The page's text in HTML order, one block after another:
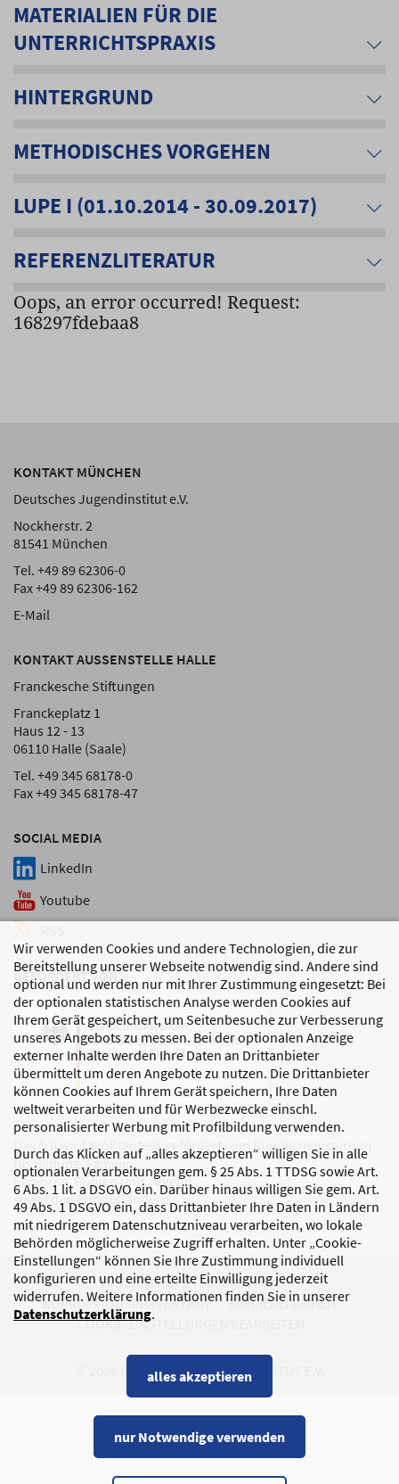
Wir verwenden Cookies und andere Technologien, die zur
Bereitstellung unserer Webseite notwendig sind. Andere sind
optional und werden nur mit Ihrer Zustimmung eingesetzt: Bei
der optionalen statistischen Analyse werden Cookies auf
Ihrem Gerät gespeichert, um Seitenbesuche zur Verbesserung
unseres Angebots zu messen. Bei der optionalen Anzeige
externer Inhalte werden Ihre Daten an Drittanbieter
übermittelt um deren Angebote zu nutzen. Die Drittanbieter
können Cookies auf Ihrem Gerät speichern, Ihre Daten
weltweit verarbeiten und für Werbezwecke einschl.
personalisierter Werbung mit Profilbildung verwenden.
Durch das Klicken auf „alles akzeptieren“ willigen Sie in alle
optionalen Verarbeitungen gem. § 25 Abs. 1 TTDSG sowie Art.
6 Abs. 1 lit. a DSGVO ein. Darüber hinaus willigen Sie gem. Art.
49 Abs. 1 DSGVO ein, dass Drittanbieter Ihre Daten in Ländern
mit niedrigerem Datenschutzniveau verarbeiten, wo lokale
Behörden möglicherweise Zugriff erhalten. Unter „Cookie-
Einstellungen“ können Sie Ihre Zustimmung individuell
konfigurieren und eine erteilte Einwilligung jederzeit
widerrufen. Weitere Informationen finden Sie in unserer
Datenschutzerklärung.
alles akzeptieren
nur Notwendige verwenden
MATERIALIEN FÜR DIE
UNTERRICHTSPRAXIS
HINTERGRUND
METHODISCHES VORGEHEN
LUPE I (01.10.2014 - 30.09.2017)
REFERENZLITERATUR
Oops, an error occurred! Request:
168297fdebaa8
SOCIAL MEDIA
LinkedIn
Youtube
KONTAKT MÜNCHEN
Deutsches Jugendinstitut e.V.
Nockherstr. 2
81541 München
Tel. +49 89 62306-0
Fax +49 89 62306-162
E-Mail
KONTAKT AUSSENSTELLE HALLE
Franckesche Stiftungen
Franckeplatz 1
Haus 12 - 13
06110 Halle (Saale)
Tel. +49 345 68178-0
Fax +49 345 68178-47
GEFÖRDERT VON
Das DJI wird größtenteils gefördert vom Bundesministerium
für Bildung, Familie,
Senioren, Frauen und Jugend
sowie den Bundesländern.
DATENSCHUTZ
IMPRESSUM
KORRUPTIONSPRÄVENTION
BARRIEREFREIHEIT
COOKIE-EINSTELLUNGEN BEARBEITEN
© 2026 DEUTSCHES JUGENDINSTITUT E.V.